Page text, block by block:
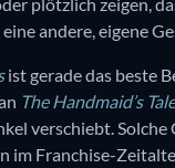
andere, eigene
ist gerade das beste
The Handmaid’s Tale
verschiebt. Solche
im Franchise-